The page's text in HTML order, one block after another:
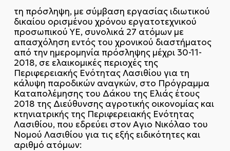
τη πρόσληψη, με σύμβαση εργασίας ιδιωτικού
δικαίου ορισμένου χρόνου εργατοτεχνικού
προσωπικού ΥΕ, συνολικά 27 ατόμων με
απασχόληση εντός του χρονικού διαστήματος
από την ημερομηνία πρόσληψης μέχρι 30-11-
2018, σε ελαικομικές περιοχές της
Περιφερειακής Ενότητας Λασιθίου για τη
κάλυψη παροδικών αναγκών, στο Πρόγραμμα
Καταπολέμησης του Δάκου της Ελιάς έτους
2018 της Διεύθυνσης αγροτικής οικονομίας και
κτηνιατρικής της Περιφερειακής Ενότητας
Λασιθίου, που εδρεύει στον Αγιο Νικόλαο του
Νομού Λασιθίου για τις εξής ειδικότητες και
αριθμό ατόμων: